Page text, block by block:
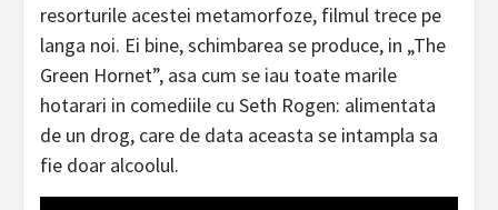
resorturile acestei metamorfoze, filmul trece pe
langa noi. Ei bine, schimbarea se produce, in „The
Green Hornet”, asa cum se iau toate marile
hotarari in comediile cu Seth Rogen: alimentata
de un drog, care de data aceasta se intampla sa
fie doar alcoolul.